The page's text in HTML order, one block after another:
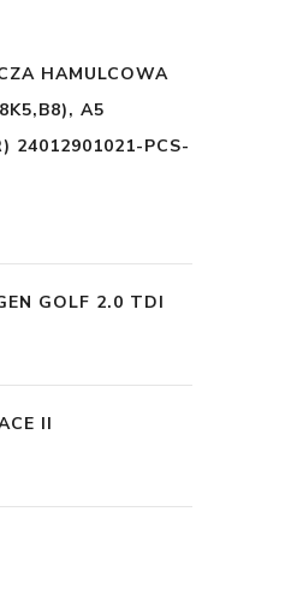
HAMULCOWA
A5
24012901021-PCS-
GOLF 2.0 TDI
II